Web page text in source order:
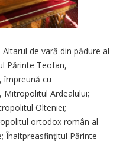
de vară din pădure al
Părinte Teofan,
împreună cu
Ardealului;
Olteniei;
ortodox român al
Înaltpreasfinţitul Părinte